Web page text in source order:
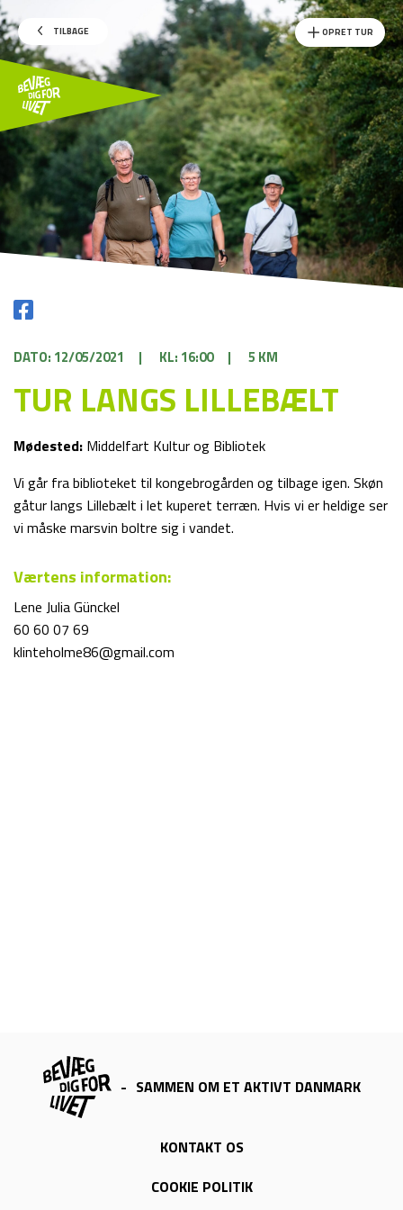
TILBAGE OPRET TUR
DATO: 12/05/2021 | KL: 16:00 | 5 KM
TUR LANGS LILLEBÆLT
Mødested: Middelfart Kultur og Bibliotek
Vi går fra biblioteket til kongebrogården og tilbage igen. Skøn
gåtur langs Lillebælt i let kuperet terræn. Hvis vi er heldige ser
vi måske marsvin boltre sig i vandet.
Værtens information:
Lene Julia Günckel
60 60 07 69
klinteholme86@gmail.com
- SAMMEN OM ET AKTIVT DANMARK
KONTAKT OS
COOKIE POLITIK